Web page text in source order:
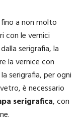
a non molto
con le vernici
serigrafia, la
la vernice con
serigrafia, per ogni
è necessario
serigrafica, con